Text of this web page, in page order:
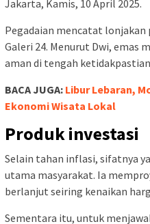
Sekretaris Perusahaan
75 persen konsumen memilih
instrumen investasi.
Sisanya, sebanyak 25 persen,
itu berasal dari Galeri 24, anak